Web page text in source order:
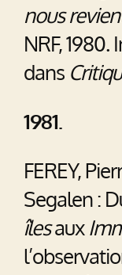
nous
NRF,
dans
1981.
FEREY,
Segalen :
îlesaux